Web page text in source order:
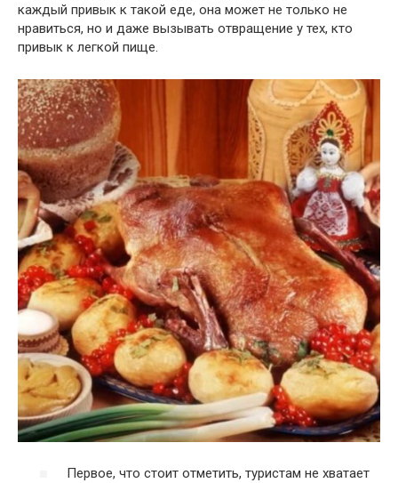
каждый привык к такой еде, она может не только не
нравиться, но и даже вызывать отвращение у тех, кто
привык к легкой пище.
Первое, что стоит отметить, туристам не хватает